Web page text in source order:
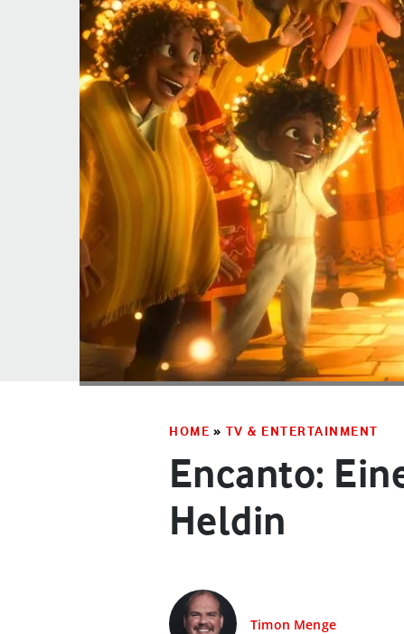
HOME » TV & ENTERTAINMENT
Encanto:
Heldin
Timon Menge